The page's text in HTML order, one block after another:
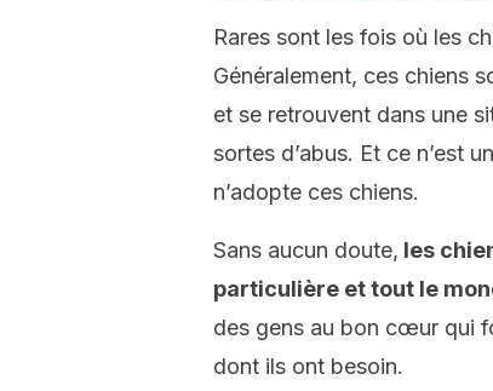
Rares sont les fois où les
Généralement, ces chiens
et se retrouvent dans une
sortes d’abus. Et ce n’est
n’adopte ces chiens.
Sans aucun doute, les
particulière et tout le
des gens au bon cœur qui
dont ils ont besoin.